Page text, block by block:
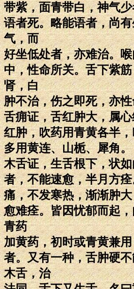
带紫，面青带白，神气
语者死。略能语者，尚
气，而
好坐低处者，亦难治。
中，性命所关。舌下紫
肾，白
肿不治，伤之即死，亦
舌痈证，舌红肿大，属
红肿，吹药用青黄各半
多用黄连、山栀、犀角。
木舌证，生舌根下，状
者，不能速愈，半月方
痛，不发寒热，渐渐肿
愈难痊。皆因忧郁而起
青药
加黄药，初时或青黄兼
者。又有一种，舌肿硬
木舌，治